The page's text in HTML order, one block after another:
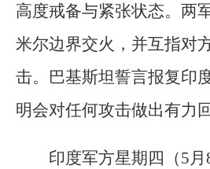
高度戒备与紧张状态。两
米尔边界交火，并互指对
击。巴基斯坦誓言报复印
明会对任何攻击做出有力回
印度军方星期四（5